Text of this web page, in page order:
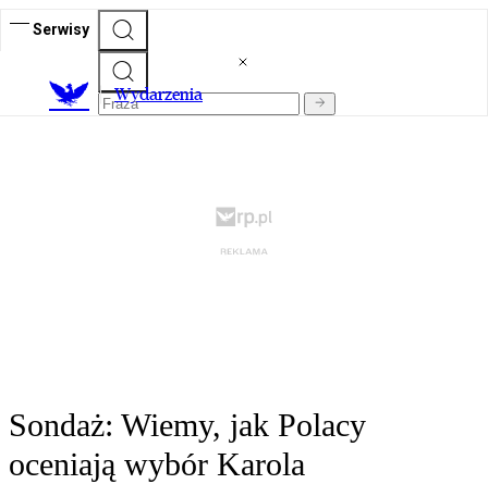
Serwisy
Wydarzenia
Sondaż: Wiemy, jak Polacy
oceniają wybór Karola